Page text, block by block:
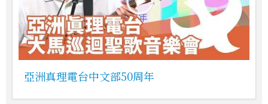
亞洲真理電台中文部50周年